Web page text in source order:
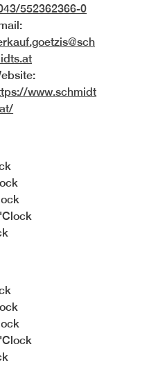
Möbelfertigteile für
effiziente Projekte
BLOG #36 Massivholz –
nachhaltig und zeitlos
im modernen
552362366-0
www.schmidt